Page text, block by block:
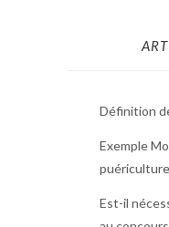
Définition
Exemple
puériculture
Est-il